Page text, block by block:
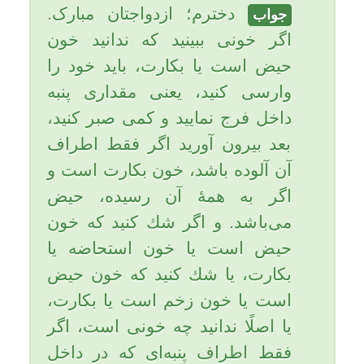
يا اصلًا ندانید چه خونى است، اگر
فقط اطراف پنبه‌اى كه در داخل
فرج مى‌گذارید آلوده شده باشد
خون بكارت مى‌باشد و اگر به همۀ
آن رسيده و نشانۀ حيض را داشته
باشید خون حيض، و اگر نشانۀ
حيض را نداشته باشد، بايد اعمال
استحاضه را انجام دهید. یاحقّ.
تاریخ به روزرسانی: سه شنبه, ۳۰ مهر ۱۳۹۲